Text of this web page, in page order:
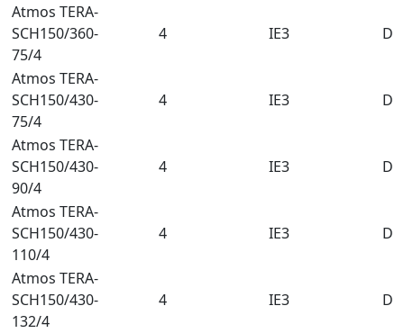
Atmos TERA-
SCH150/360-
75/4
4 IE3
Atmos TERA-
SCH150/430-
75/4
4 IE3
Atmos TERA-
SCH150/430-
90/4
4 IE3
Atmos TERA-
SCH150/430-
110/4
4 IE3
Atmos TERA-
SCH150/430-
132/4
4 IE3